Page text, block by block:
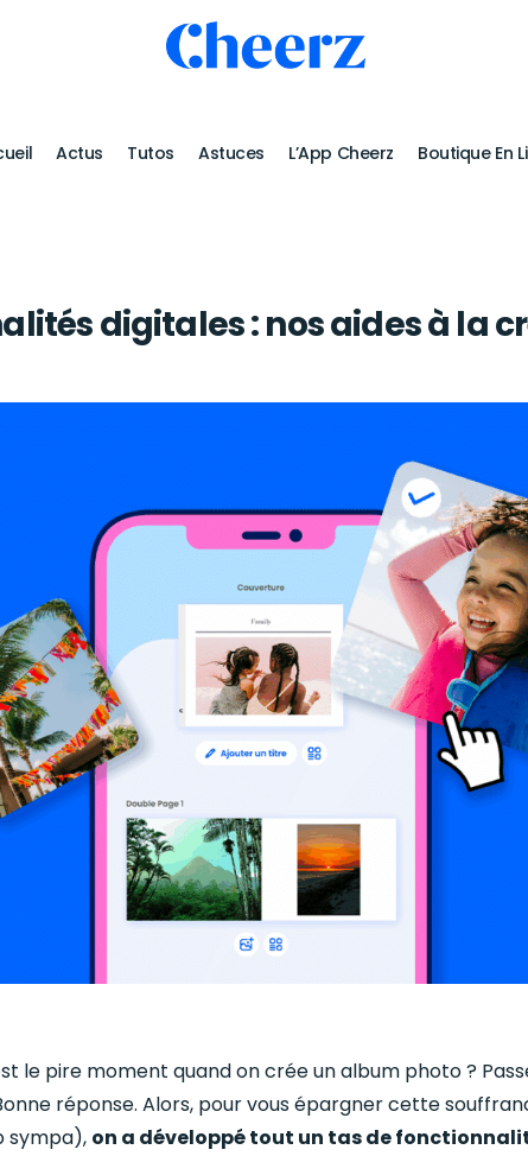
Actus Tutos Astuces L’App Cheerz Boutique En
digitales : nos aides à la
le pire moment quand on crée un album photo ?
réponse. Alors, pour vous épargner cette
sympa), on a développé tout un tas de